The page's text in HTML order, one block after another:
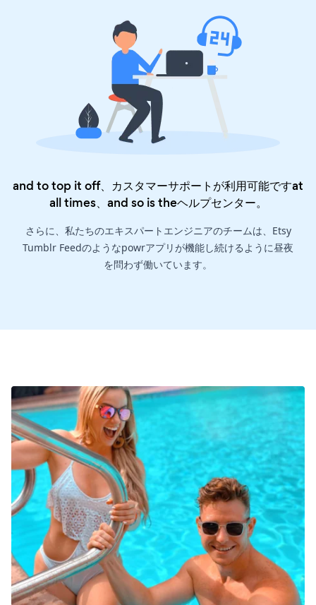
and to top it off、カスタマーサポートが利用可能ですat
all times、and so is theヘルプセンター。
さらに、私たちのエキスパートエンジニアのチームは、Etsy
Tumblr Feedのようなpowrアプリが機能し続けるように昼夜
を問わず働いています。